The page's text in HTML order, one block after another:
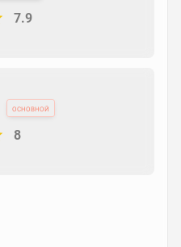
7.9
основной
8